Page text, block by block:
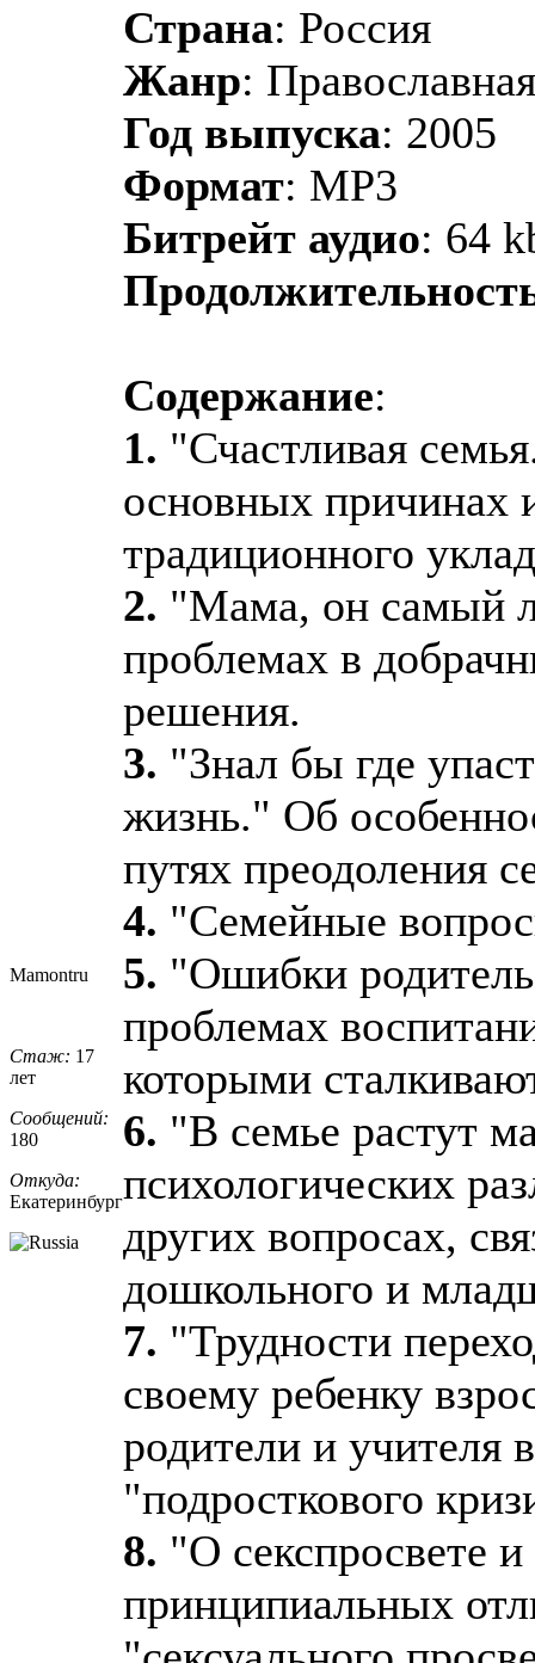
Mamontru
Стаж: 17
лет
Сообщений:
180
Откуда:
Екатеринбург
Страна: Россия
Жанр:
Год выпуска: 2005
Формат: MP3
Битрейт аудио: 64
Содержание:
1. "Счастливая
основных причинах
традиционного
2. "Мама, он самый
проблемах в
решения.
3. "Знал бы где
жизнь." Об
путях преодоления
4. "Семейные
5. "Ошибки
проблемах
которыми
6. "В семье растут
психологических
других вопросах,
дошкольного и
7. "Трудности
своему ребенку
родители и учителя
"подросткового
8. "О секспросвете
принципиальных